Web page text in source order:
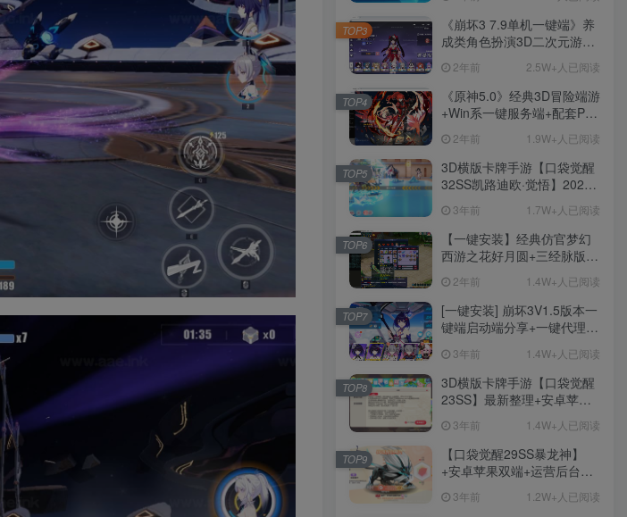
《崩坏3 7.9单机一键端》养
成类角色扮演3D二次元游
用、无限资源、附带保姆级
安装教程
2年前 2.5W+人已阅读
TOP3
《原神5.0》经典3D冒险端游
+Win系一键服务端+配套PC
池文件
2年前 1.9W+人已阅读
TOP4
3D横版卡牌手游【口袋觉醒
32SS凯路迪欧·觉悟】2023
+支付对接+安卓苹果双端+运
营后台+GM授权后台+代理
后台
3年前 1.7W+人已阅读
TOP5
【一键安装】经典仿官梦幻
西游之花好月圆+三经脉版本
卡+剧情活动+视频搭建及其
他修改资料
2年前 1.4W+人已阅读
TOP6
[一键安装] 崩坏3V1.5版本一
键端启动端分享+一键代理
ID+详细指令+极简一键修改
3年前 1.4W+人已阅读
TOP7
3D横版卡牌手游【口袋觉醒
23SS】最新整理+安卓苹果
细搭建教程
3年前 1.4W+人已阅读
TOP8
【口袋觉醒29SS暴龙神】
+安卓苹果双端+运营后台
端 3年前 1.2W+人已阅读
TOP9